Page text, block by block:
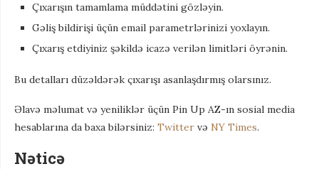
Çıxarışın tamamlama müddətini gözləyin.
Gəliş bildirişi üçün email parametrlərinizi yoxlayın.
Çıxarış etdiyiniz şəkildə icazə verilən limitləri öyrənin.
Bu detalları düzəldərək çıxarışı asanlaşdırmış olarsınız.
Əlavə məlumat və yeniliklər üçün Pin Up AZ-ın sosial media
hesablarına da baxa bilərsiniz: Twitter və NY Times.
Nəticə